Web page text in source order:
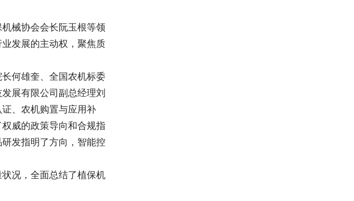
械协会会长阮玉根等领
发展的主动权，聚焦质
何雄奎、全国农机标委
展有限公司副总经理刘
、农机购置与应用补
威的政策导向和合规指
发指明了方向，智能控
况，全面总结了植保机